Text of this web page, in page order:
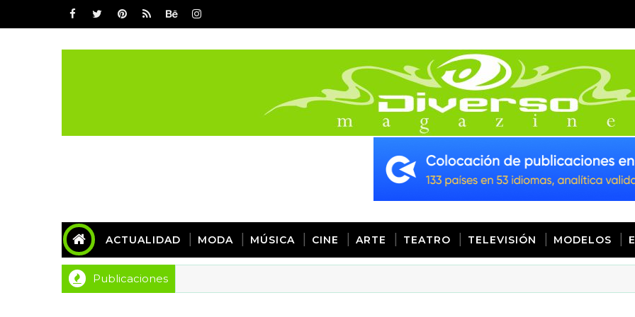
ACTUALIDAD MODA MÚSICA CINE ARTE TEATRO TELEVISIÓN MODELOS
Publicaciones